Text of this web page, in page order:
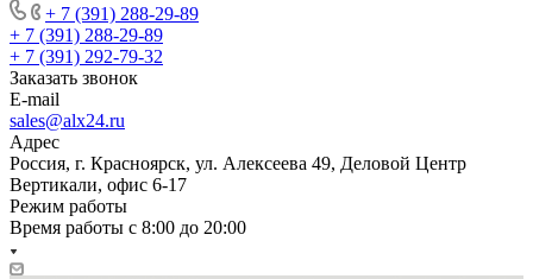
+ 7 (391) 288-29-89
+ 7 (391) 288-29-89
+ 7 (391) 292-79-32
Заказать звонок
E-mail
sales@alx24.ru
Адрес
Россия, г. Красноярск, ул. Алексеева 49, Деловой Центр
Вертикали, офис 6-17
Режим работы
Время работы с 8:00 до 20:00